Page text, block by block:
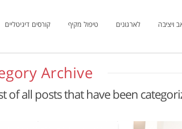
ויציבה לארגונים טיפול מקיף קורסים דיגיטליים
Archive
of all posts that have been